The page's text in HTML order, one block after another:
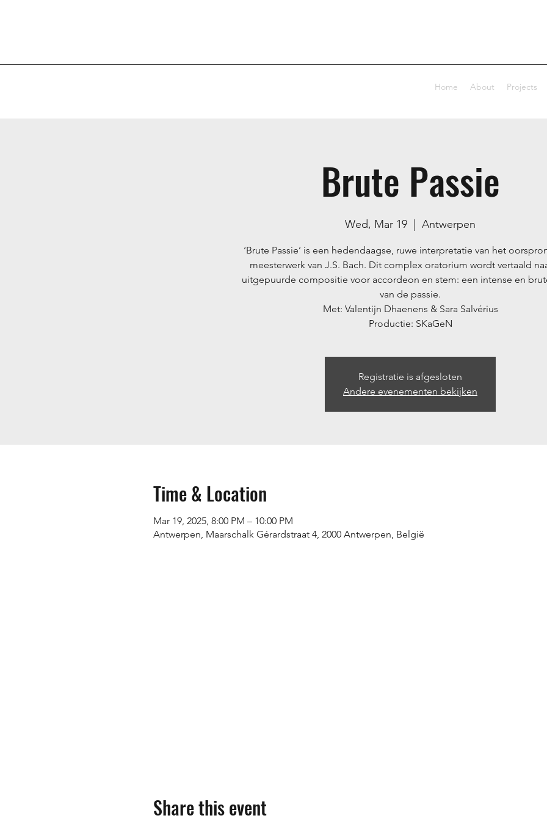
Home About Projects
Brute Passie
Wed, Mar 19
  |
Antwerpen
‘Brute Passie’ is een hedendaagse, ruwe interpretatie van het
meesterwerk van J.S. Bach. Dit complex oratorium wordt vertaald
uitgepuurde compositie voor accordeon en stem: een intense en
van de passie.
Met: Valentijn Dhaenens & Sara Salvérius
Productie: SKaGeN
Registratie is afgesloten
Andere evenementen bekijken
Time & Location
Mar 19, 2025, 8:00 PM – 10:00 PM
Antwerpen, Maarschalk Gérardstraat 4, 2000 Antwerpen, België
Share this event